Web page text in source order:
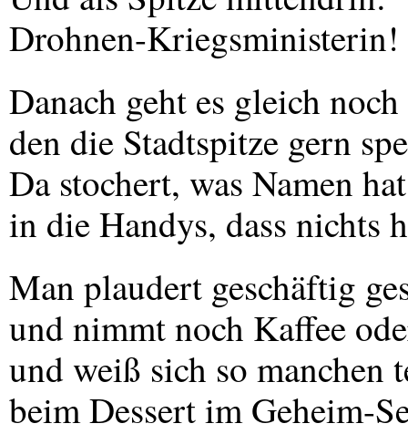
Drohnen-Kriegsministerin!
Danach geht es gleich
den die Stadtspitze gern
Da stochert, was Namen
in die Handys, dass nichts
Man plaudert geschäftig
und nimmt noch Kaffee
und weiß sich so manchen
beim Dessert im Geheim-